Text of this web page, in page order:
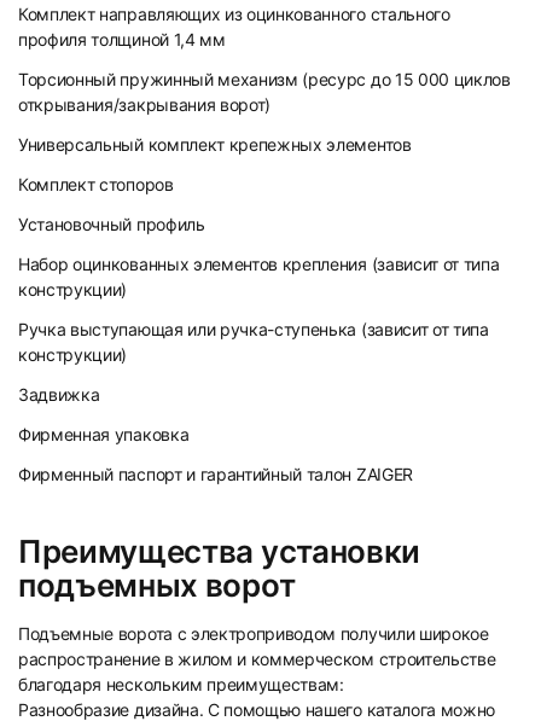
Комплект направляющих из оцинкованного стального
профиля толщиной 1,4 мм
Торсионный пружинный механизм (ресурс до 15 000 циклов
открывания/закрывания ворот)
Универсальный комплект крепежных элементов
Комплект стопоров
Установочный профиль
Набор оцинкованных элементов крепления (зависит от типа
конструкции)
Ручка выступающая или ручка-ступенька (зависит от типа
конструкции)
Задвижка
Фирменная упаковка
Фирменный паспорт и гарантийный талон ZAIGER
Преимущества установки
подъемных ворот
Подъемные ворота с электроприводом получили широкое
распространение в жилом и коммерческом строительстве
благодаря нескольким преимуществам:
Разнообразие дизайна. С помощью нашего каталога можно